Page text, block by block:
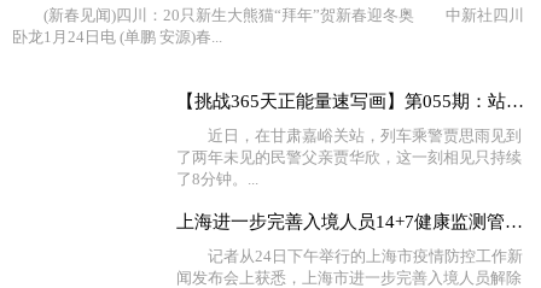
(新春见闻)四川：20只新生大熊猫“拜年”贺新春迎冬奥 中新社四川
卧龙1月24日电 (单鹏 安源)春...
【挑战365天正能量速写画】第055期：站台相聚的8分钟她等
近日，在甘肃嘉峪关站，列车乘警贾思雨见到
了两年未见的民警父亲贾华欣，这一刻相见只持续
了8分钟。...
上海进一步完善入境人员14+7健康监测管理服务
记者从24日下午举行的上海市疫情防控工作新
闻发布会上获悉，上海市进一步完善入境人员解除